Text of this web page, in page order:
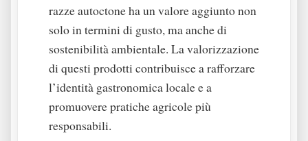
razze autoctone ha un valore aggiunto non
solo in termini di gusto, ma anche di
sostenibilità ambientale. La valorizzazione
di questi prodotti contribuisce a rafforzare
l’identità gastronomica locale e a
promuovere pratiche agricole più
responsabili.